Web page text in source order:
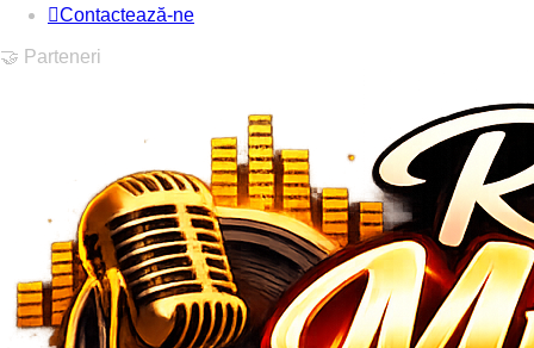
Contactează-ne
🤝 Parteneri